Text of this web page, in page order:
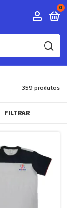
0
359 produtos
FILTRAR